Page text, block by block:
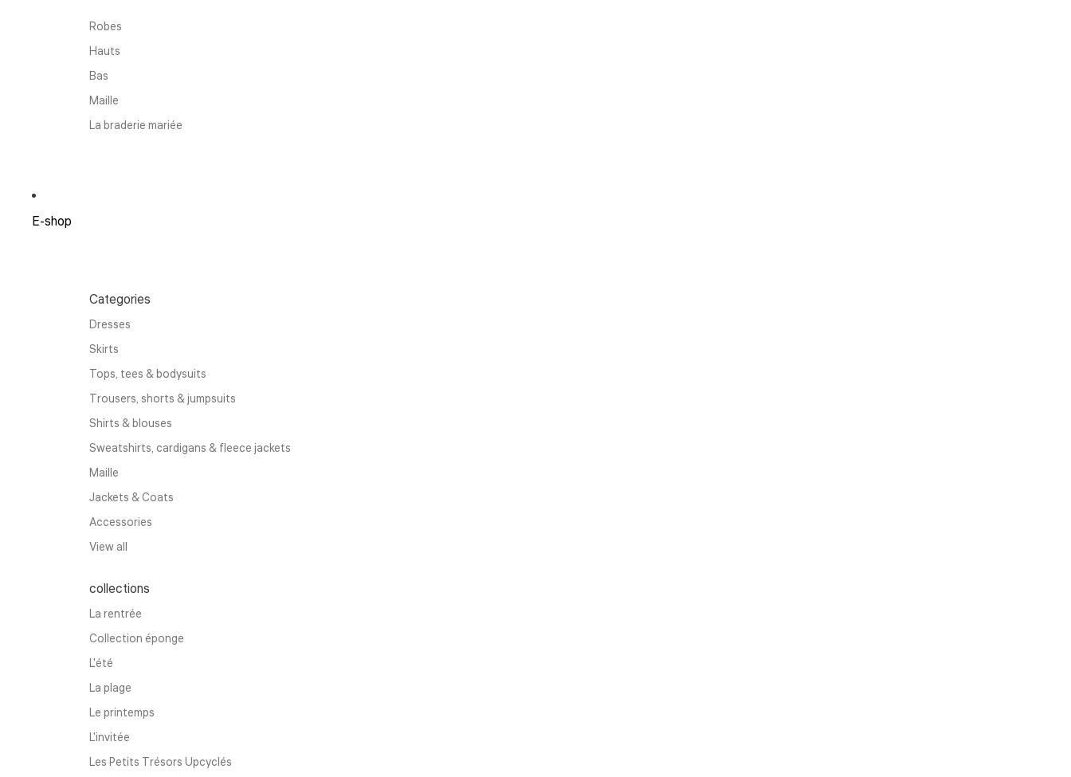
Robes
Hauts
Bas
Maille
La braderie mariée
E-shop
Categories
Dresses
Skirts
Tops, tees & bodysuits
Trousers, shorts & jumpsuits
Shirts & blouses
Sweatshirts, cardigans & fleece jackets
Maille
Jackets & Coats
Accessories
View all
collections
La rentrée
Collection éponge
L'été
La plage
Le printemps
L'invitée
Les Petits Trésors Upcyclés